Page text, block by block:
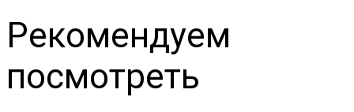
Рекомендуем
посмотреть